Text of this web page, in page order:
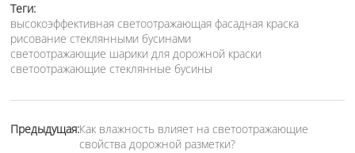
Теги:
высокоэффективная светоотражающая фасадная краска
рисование стеклянными бусинами
светоотражающие шарики для дорожной краски
светоотражающие стеклянные бусины
Предыдущая:Как влажность влияет на светоотражающие
свойства дорожной разметки?